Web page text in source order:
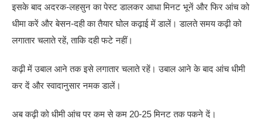
इसके बाद अदरक-लहसुन का पेस्ट डालकर आधा मिनट भूनें और फिर आंच को
धीमा करें और बेसन-दही का तैयार घोल कढ़ाई में डालें। डालते समय कढ़ी को
लगातार चलाते रहें, ताकि दही फटे नहीं।
कढ़ी में उबाल आने तक इसे लगातार चलाते रहें। उबाल आने के बाद आंच धीमी
कर दें और स्वादानुसार नमक डालें।
अब कढ़ी को धीमी आंच पर कम से कम 20-25 मिनट तक पकने दें।